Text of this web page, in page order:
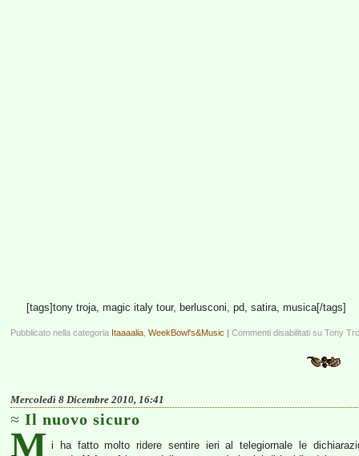
[tags]tony troja, magic italy tour, berlusconi, pd, satira, musica[/tags]
Pubblicato nella categoria Itaaaalia WeekBowl's&Music | Commenti disabilitati su Tony
Mercoledì 8 Dicembre 2010, 16:41
Il nuovo sicuro
M i ha fatto molto ridere sentire ieri al telegiornale le